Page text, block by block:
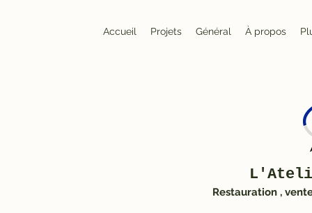
Accueil Projets Général À propos
Restauration ,